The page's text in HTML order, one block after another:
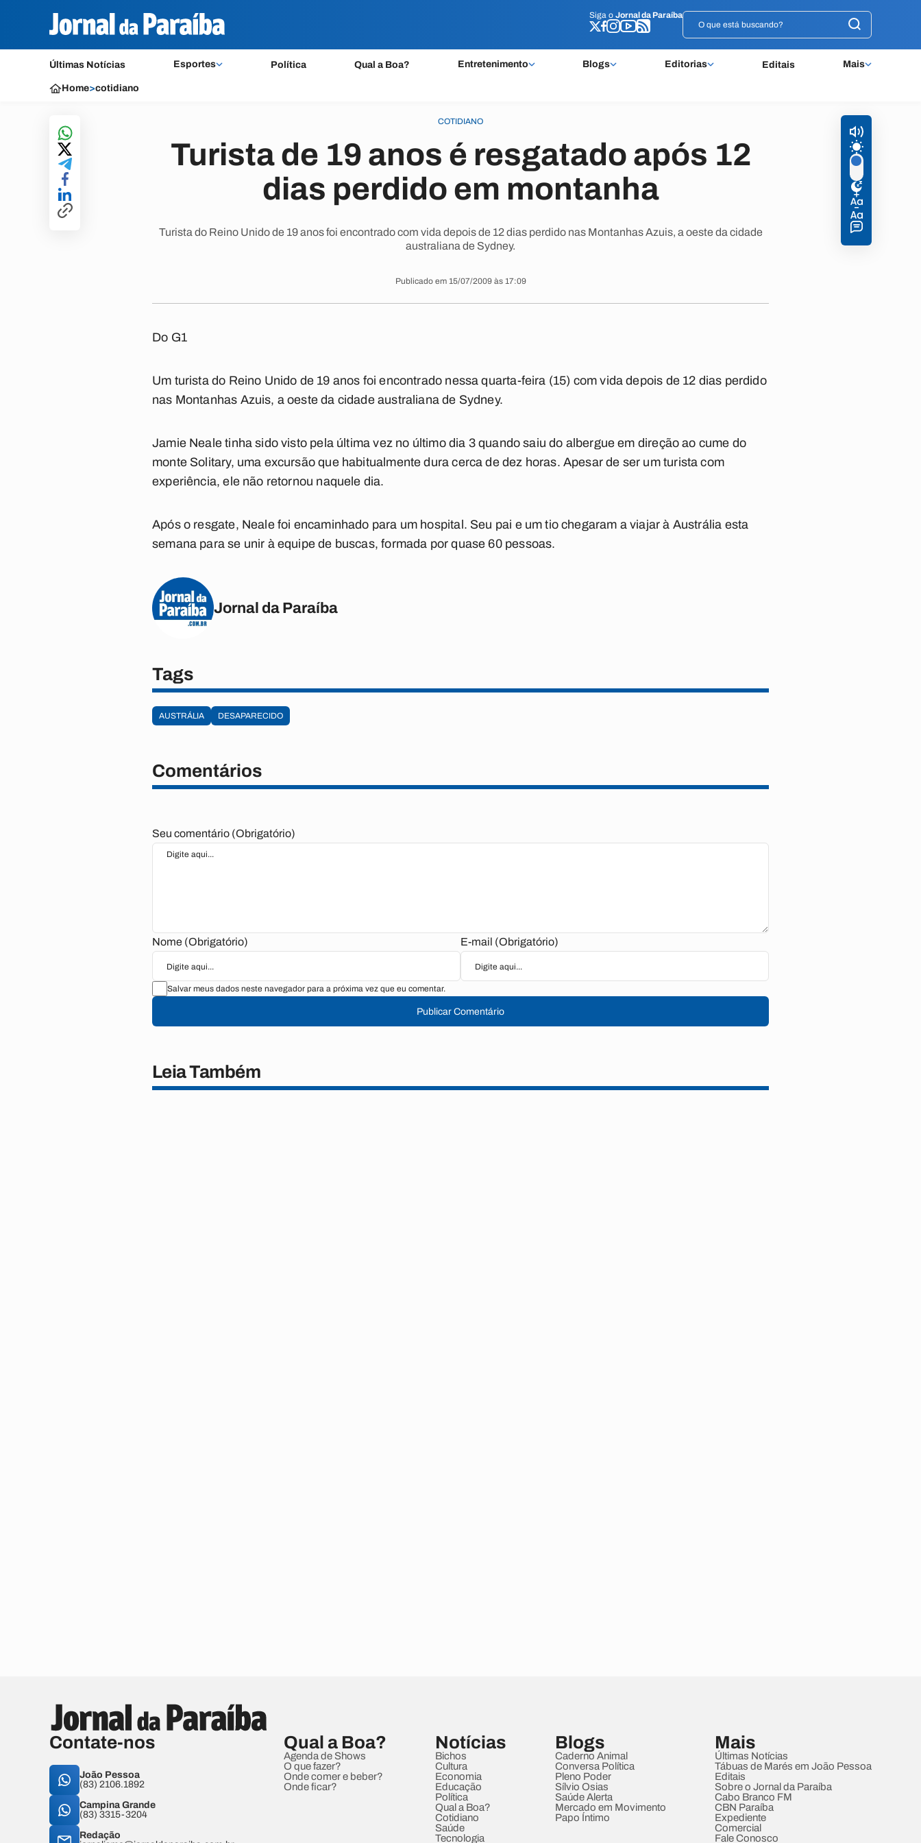
Siga o Jornal da Paraíba
Últimas Notícias Esportes Política Qual a Boa? Entretenimento Blogs Editorias Editais Mais
Siga o Jornal da Paraíba
Home>cotidiano
COTIDIANO
Turista de 19 anos é resgatado após 12
dias perdido em montanha
Turista do Reino Unido de 19 anos foi encontrado com vida depois de 12 dias perdido nas Montanhas Azuis, a oeste da cidade
australiana de Sydney.
Publicado em 15/07/2009 às 17:09
Do G1
Um turista do Reino Unido de 19 anos foi encontrado nessa quarta-feira (15) com vida depois de 12 dias perdido
nas Montanhas Azuis, a oeste da cidade australiana de Sydney.
Jamie Neale tinha sido visto pela última vez no último dia 3 quando saiu do albergue em direção ao cume do
monte Solitary, uma excursão que habitualmente dura cerca de dez horas. Apesar de ser um turista com
experiência, ele não retornou naquele dia.
Após o resgate, Neale foi encaminhado para um hospital. Seu pai e um tio chegaram a viajar à Austrália esta
semana para se unir à equipe de buscas, formada por quase 60 pessoas.
Jornal da Paraíba
Tags
AUSTRÁLIA DESAPARECIDO
Comentários
Seu comentário (Obrigatório)
Nome (Obrigatório) E-mail (Obrigatório)
Salvar meus dados neste navegador para a próxima vez que eu comentar.
Publicar Comentário
Leia Também
Contate-nos
João Pessoa
(83) 2106.1892
Campina Grande
(83) 3315-3204
Redação
Qual a Boa?
Agenda de Shows
O que fazer?
Onde comer e beber?
Onde ficar?
Notícias
Bichos
Cultura
Economia
Educação
Política
Qual a Boa?
Cotidiano
Saúde
Tecnologia
Blogs
Caderno Animal
Conversa Política
Pleno Poder
Sílvio Osias
Saúde Alerta
Mercado em Movimento
Papo Íntimo
Mais
Últimas Notícias
Tábuas de Marés em João Pessoa
Editais
Sobre o Jornal da Paraíba
Cabo Branco FM
CBN Paraíba
Expediente
Comercial
Fale Conosco